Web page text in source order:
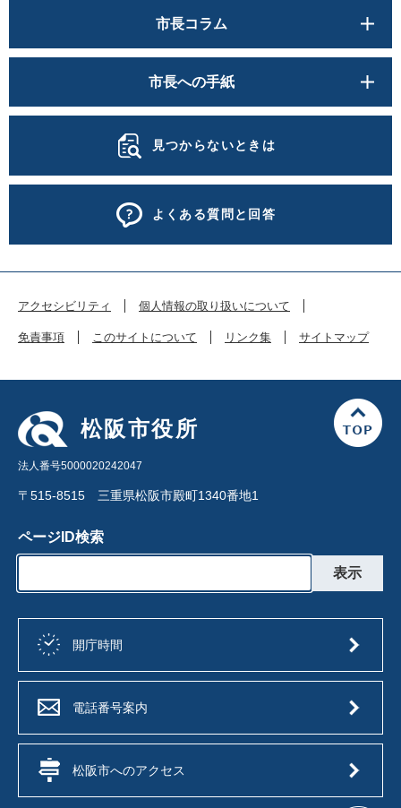
市長コラム
市長への手紙
見つからないときは
よくある質問と回答
アクセシビリティ 個人情報の取り扱いについて
免責事項 このサイトについて リンク集 サイトマップ
松阪市役所
法人番号5000020242047
〒515-8515 三重県松阪市殿町1340番地1
ページID検索
開庁時間
電話番号案内
松阪市へのアクセス